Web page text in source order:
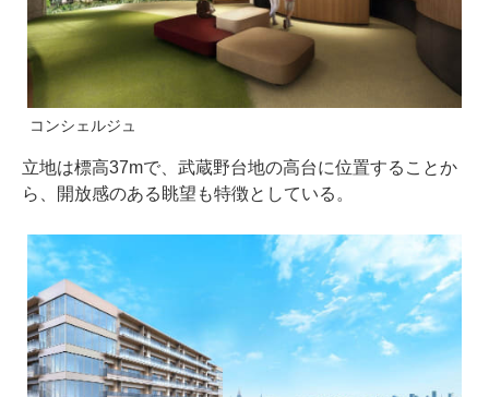
コンシェルジュ
立地は標高37mで、武蔵野台地の高台に位置することか
ら、開放感のある眺望も特徴としている。